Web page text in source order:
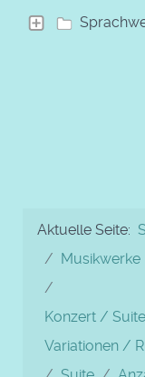
Aktuelle Seite:
Musikwerke
Konzert /
Variationen /